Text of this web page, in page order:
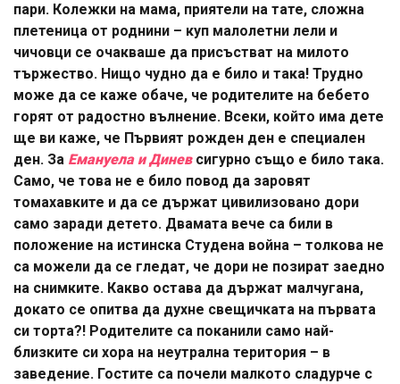
пари. Колежки на мама, приятели на тате, сложна
плетеница от роднини – куп малолетни лели и
чичовци се очакваше да присъстват на милото
тържество. Нищо чудно да е било и така! Трудно
може да се каже обаче, че родителите на бебето
горят от радостно вълнение. Всеки, който има дете
ще ви каже, че Първият рожден ден е специален
ден. За Емануела и Диневсигурно също е било така.
Само, че това не е било повод да заровят
томахавките и да се държат цивилизовано дори
само заради детето. Двамата вече са били в
положение на истинска Студена война – толкова не
са можели да се гледат, че дори не позират заедно
на снимките. Какво остава да държат малчугана,
докато се опитва да духне свещичката на първата
си торта?! Родителите са поканили само най-
близките си хора на неутрална територия – в
заведение. Гостите са почели малкото сладурче с